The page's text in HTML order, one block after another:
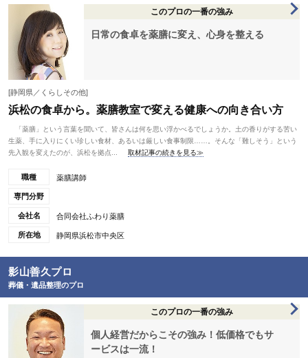
このプロの一番の強み
日常の食卓を薬膳に変え、心身を整える
[静岡県／くらしその他]
浜松の食卓から。薬膳教室で変える健康への向き合い方
「薬膳」という言葉を聞いて、皆さんは何を思い浮かべるでしょうか。土の香りがする苦い
生薬、手に入りにくい珍しい食材、あるいは厳しい食事制限……。そんな「難しそう」という
先入観を変えたのが、浜松を拠点...
取材記事の続きを見る≫
職種 薬膳講師
専門分野
会社名 合同会社ふわり薬膳
所在地 静岡県浜松市中央区
影山善久プロ
葬儀・遺品整理のプロ
このプロの一番の強み
個人経営だからこその強み！低価格でもサ
ービスは一流！